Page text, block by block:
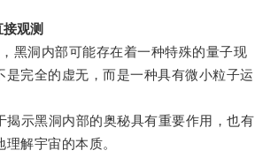
观测
洞内部可能存在着一种特殊的量子现
是完全的虚无，而是一种具有微小粒子运
示黑洞内部的奥秘具有重要作用，也有
解宇宙的本质。